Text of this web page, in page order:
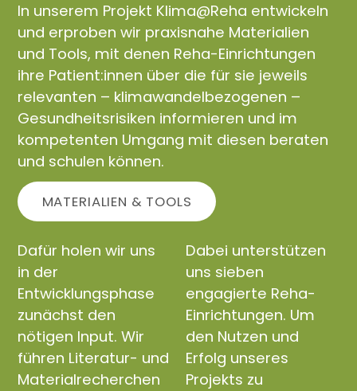
In unserem Projekt Klima@Reha entwickeln
und erproben wir praxisnahe Materialien
und Tools, mit denen Reha-Einrichtungen
ihre Patient:innen über die für sie jeweils
relevanten – klimawandelbezogenen –
Gesundheitsrisiken informieren und im
kompetenten Umgang mit diesen beraten
und schulen können.
MATERIALIEN & TOOLS
Dafür holen wir uns
in der
Entwicklungsphase
zunächst den
nötigen Input. Wir
führen Literatur- und
Materialrecherchen
Dabei unterstützen
uns sieben
engagierte Reha-
Einrichtungen. Um
den Nutzen und
Erfolg unseres
Projekts zu